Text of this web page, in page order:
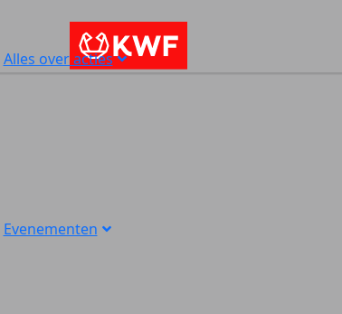
Alles over acties
Evenementen